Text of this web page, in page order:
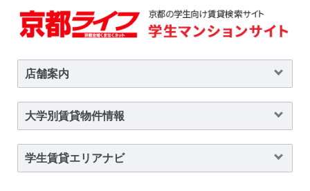
店舗案内
大学別賃貸物件情報
学生賃貸エリアナビ